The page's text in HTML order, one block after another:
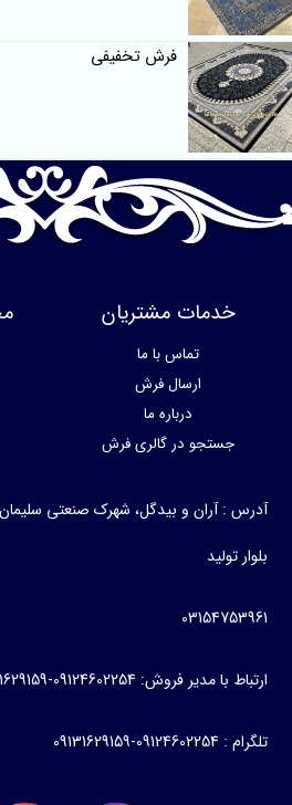
فرش تخفیفی
خدمات مشتریان
تماس با ما
ارسال فرش
درباره ما
جستجو در گالری فرش
: آران و بیدگل، شهرک صنعتی سلیمان صباحی
تولید
با مدیر فروش: 09124602254-09131629159
09131629159